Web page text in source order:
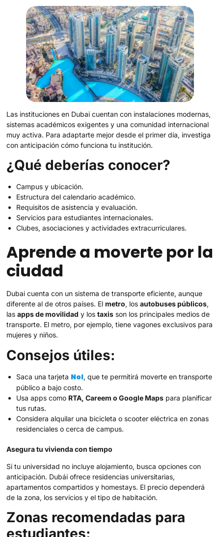
Las instituciones en Dubai cuentan con instalaciones modernas,
sistemas académicos exigentes y una comunidad internacional
muy activa. Para adaptarte mejor desde el primer día, investiga
con anticipación cómo funciona tu institución.
¿Qué deberías conocer?
Campus y ubicación.
Estructura del calendario académico.
Requisitos de asistencia y evaluación.
Servicios para estudiantes internacionales.
Clubes, asociaciones y actividades extracurriculares.
Aprende a moverte por la
ciudad
Dubai cuenta con un sistema de transporte eficiente, aunque
diferente al de otros países. Elmetro, losautobuses públicos,
lasapps de movilidad y lostaxis son los principales medios de
transporte. El metro, por ejemplo, tiene vagones exclusivos para
mujeres y niños.
Consejos útiles:
Saca una tarjeta Nol, que te permitirá moverte en transporte
público a bajo costo.
Usa apps como RTA, Careem o Google Maps para planificar
tus rutas.
Considera alquilar una bicicleta o scooter eléctrica en zonas
residenciales o cerca de campus.
Asegura tu vivienda con tiempo
Si tu universidad no incluye alojamiento, busca opciones con
anticipación. Dubái ofrece residencias universitarias,
apartamentos compartidos y homestays. El precio dependerá
de la zona, los servicios y el tipo de habitación.
Zonas recomendadas para